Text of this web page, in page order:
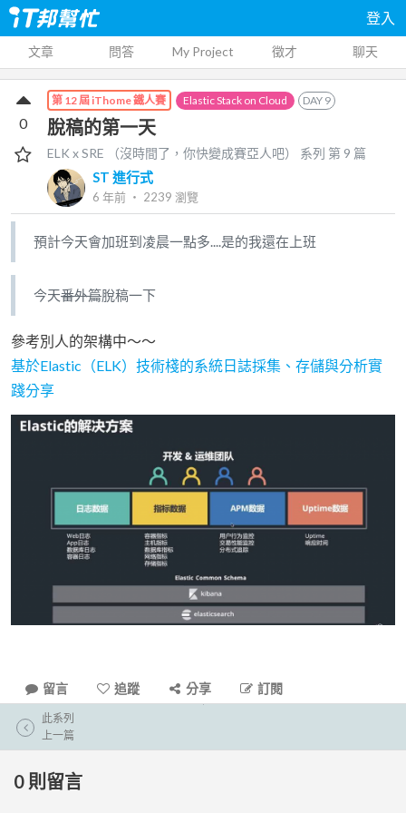
登入
文章 問答 My Project 徵才 聊天
第 12 屆 iThome 鐵人賽 Elastic Stack on Cloud DAY 9
脫稿的第一天
ELK x SRE （沒時間了，你快變成賽亞人吧） 系列 第 9 篇
ST 進行式
6 年前 ‧ 2239 瀏覽
0
預計今天會加班到凌晨一點多....是的我還在上班
今天番外篇脫稿一下
參考別人的架構中～～
基於Elastic（ELK）技術棧的系統日誌採集、存儲與分析實
踐分享
留言 追蹤 分享 訂閱
此系列
上一篇
0 則留言